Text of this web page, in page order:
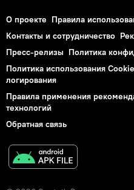
О проекте Правила
Контакты и сотрудничество
Пресс-релизы Политика
Политика использования
логирования
Правила применения
технологий
Обратная связь